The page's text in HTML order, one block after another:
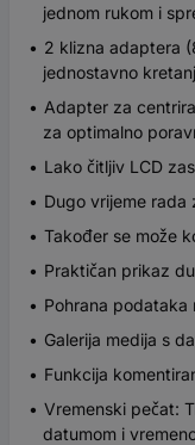
jednom rukom i
2 klizna adaptera
jednostavno
Adapter za
za optimalno
Lako čitljiv LCD
Dugo vrijeme rada
Također se može
Praktičan prikaz
Pohrana podataka
Galerija medija s
Funkcija
Vremenski pečat:
datumom i